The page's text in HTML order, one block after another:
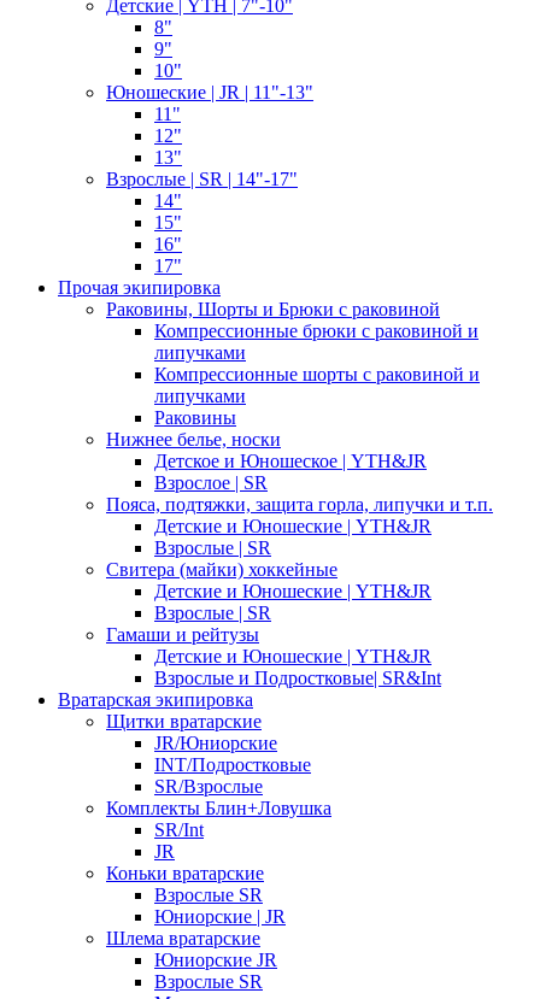
Детские | YTH | 7"-10"
8"
9"
10"
Юношеские | JR | 11"-13"
11"
12"
13"
Взрослые | SR | 14"-17"
14"
15"
16"
17"
Прочая экипировка
Раковины, Шорты и Брюки с раковиной
Компрессионные брюки с раковиной и
липучками
Компрессионные шорты с раковиной и
липучками
Раковины
Нижнее белье, носки
Детское и Юношеское | YTH&JR
Взрослое | SR
Пояса, подтяжки, защита горла, липучки и т.п.
Детские и Юношеские | YTH&JR
Взрослые | SR
Свитера (майки) хоккейные
Детские и Юношеские | YTH&JR
Взрослые | SR
Гамаши и рейтузы
Детские и Юношеские | YTH&JR
Взрослые и Подростковые| SR&Int
Вратарская экипировка
Щитки вратарские
JR/Юниорские
INT/Подростковые
SR/Взрослые
Комплекты Блин+Ловушка
SR/Int
JR
Коньки вратарские
Взрослые SR
Юниорские | JR
Шлема вратарские
Юниорские JR
Взрослые SR